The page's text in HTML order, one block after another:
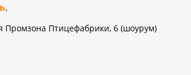
,
Промзона Птицефабрики, 6 (шоурум)